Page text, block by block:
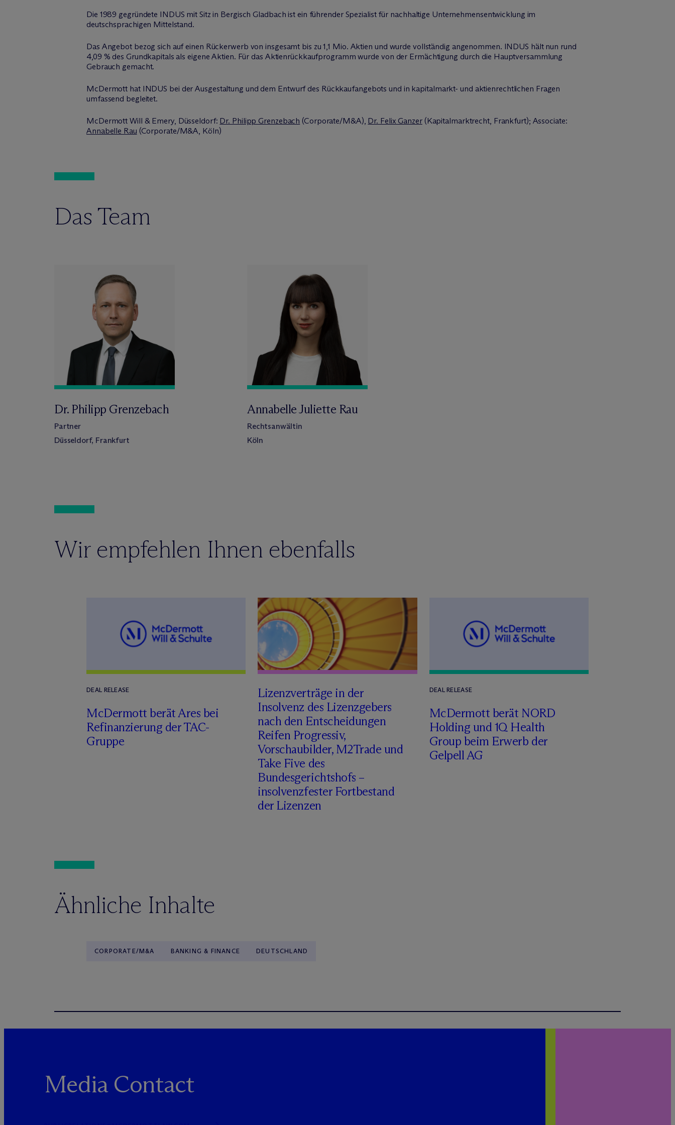
Die 1989 gegründete INDUS mit Sitz in Bergisch Gladbach ist ein führender Spezialist für nachhaltige Unternehmensentwicklung im
deutschsprachigen Mittelstand.
Das Angebot bezog sich auf einen Rückerwerb von insgesamt bis zu 1,1 Mio. Aktien und wurde vollständig angenommen. INDUS hält nun rund
4,09 % des Grundkapitals als eigene Aktien. Für das Aktienrückkaufprogramm wurde von der Ermächtigung durch die Hauptversammlung
Gebrauch gemacht.
McDermott hat INDUS bei der Ausgestaltung und dem Entwurf des Rückkaufangebots und in kapitalmarkt- und aktienrechtlichen Fragen
umfassend begleitet.
McDermott Will & Emery, Düsseldorf: Dr. Philipp Grenzebach (Corporate/M&A), Dr. Felix Ganzer(Kapitalmarktrecht, Frankfurt); Associate:
Annabelle Rau (Corporate/M&A, Köln)
Das Team
Dr. Philipp Grenzebach
Partner
Düsseldorf, Frankfurt
Annabelle Juliette Rau
Rechtsanwältin
Köln
Wir empfehlen Ihnen ebenfalls
DEAL RELEASE
McDermott berät Ares bei
Refinanzierung der TAC-
Gruppe
Lizenzverträge in der
Insolvenz des Lizenzgebers
nach den Entscheidungen
Reifen Progressiv,
Vorschaubilder, M2Trade und
Take Five des
Bundesgerichtshofs –
insolvenzfester Fortbestand
der Lizenzen
DEAL RELEASE
McDermott berät NORD
Holding und 1Q Health
Group beim Erwerb der
Gelpell AG
Ähnliche Inhalte
CORPORATE/M&A BANKING & FINANCE DEUTSCHLAND
Media Contact